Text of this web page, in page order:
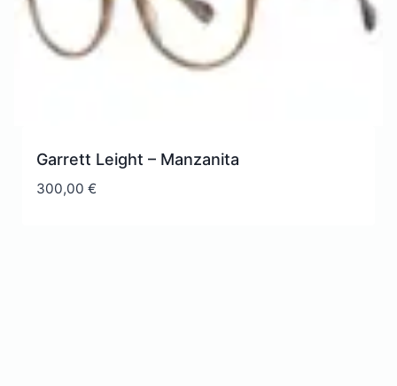
Garrett Leight – Manzanita
300,00€